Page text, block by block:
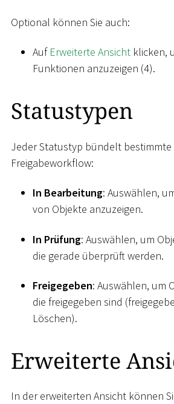
Optional können Sie auch:
Auf Erweiterte Ansicht klicken,
Funktionen anzuzeigen (4).
Statustypen
Jeder Statustyp bündelt bestimmte
Freigabeworkflow:
In Bearbeitung: Auswählen,
von Objekte anzuzeigen.
In Prüfung: Auswählen, um
die gerade überprüft werden.
Freigegeben: Auswählen, um
die freigegeben sind
Löschen).
Erweiterte
In der erweiterten Ansicht können